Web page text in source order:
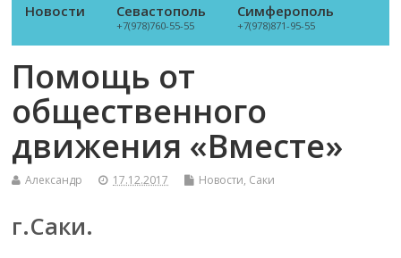
Новости Севастополь
+7(978)760-55-55
Симферополь
+7(978)871-95-55
Помощь от
общественного
движения «Вместе»
Александр 17.12.2017 Новости, Саки
г.Саки.